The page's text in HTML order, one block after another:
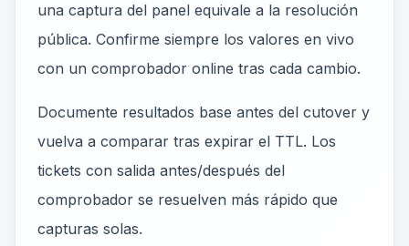
una captura del panel equivale a la resolución
pública. Confirme siempre los valores en vivo
con un comprobador online tras cada cambio.
Documente resultados base antes del cutover y
vuelva a comparar tras expirar el TTL. Los
tickets con salida antes/después del
comprobador se resuelven más rápido que
capturas solas.